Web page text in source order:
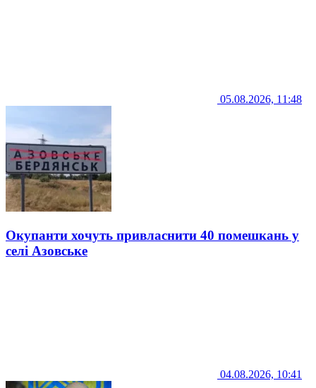
05.08.2026, 11:48
Окупанти хочуть привласнити 40 помешкань у
селі Азовське
04.08.2026, 10:41